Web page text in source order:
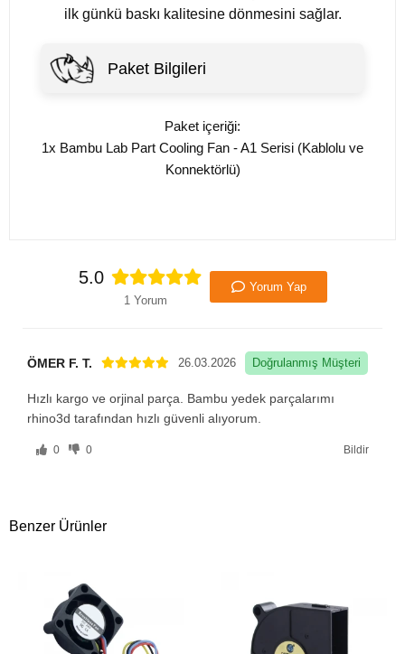
ilk günkü baskı kalitesine dönmesini sağlar.
Paket Bilgileri
Paket içeriği:
1x Bambu Lab Part Cooling Fan - A1 Serisi (Kablolu ve
Konnektörlü)
5.0
1 Yorum
Yorum Yap
ÖMER F. T. 26.03.2026 Doğrulanmış Müşteri
Hızlı kargo ve orjinal parça. Bambu yedek parçalarımı
rhino3d tarafından hızlı güvenli alıyorum.
0 0 Bildir
Benzer Ürünler